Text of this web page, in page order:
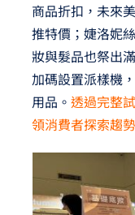
商品折扣，未來
推特價；婕洛妮
妝與髮品也祭出
加碼設置派樣機
用品。 透過完整
領消費者探索趨